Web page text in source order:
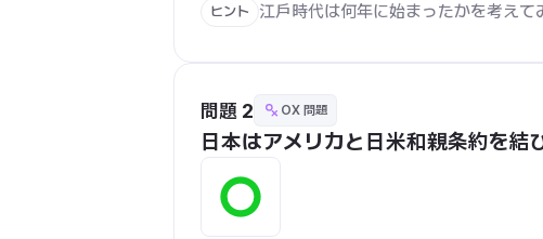
ヒント 江戸時代は何年に始まったかを考えて
問題 2 OX 問題
日本はアメリカと日米和親条約を結